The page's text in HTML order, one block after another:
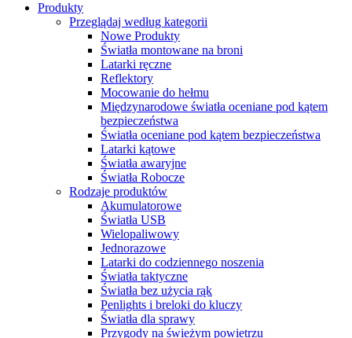
Produkty
Przeglądaj według kategorii
Nowe Produkty
Światła montowane na broni
Latarki ręczne
Reflektory
Mocowanie do hełmu
Międzynarodowe światła oceniane pod kątem
bezpieczeństwa
Światła oceniane pod kątem bezpieczeństwa
Latarki kątowe
Światła awaryjne
Światła Robocze
Rodzaje produktów
Akumulatorowe
Światła USB
Wielopaliwowy
Jednorazowe
Latarki do codziennego noszenia
Światła taktyczne
Światła bez użycia rąk
Penlights i breloki do kluczy
Światła dla sprawy
Przygody na świeżym powietrzu